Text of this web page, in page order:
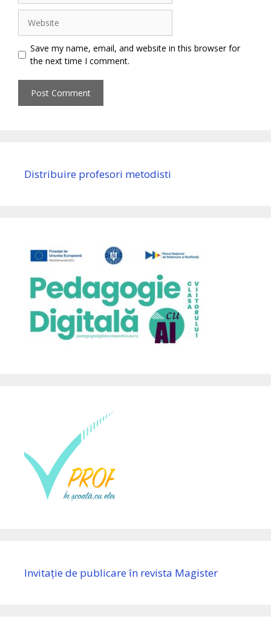
Save my name, email, and website in this browser for
the next time I comment.
Distribuire profesori metodisti
Invitație de publicare în revista Magister